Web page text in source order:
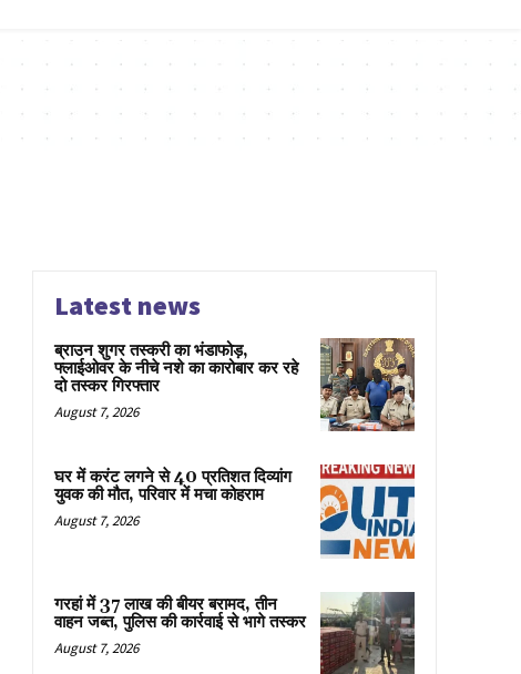
Latest news
ब्राउन शुगर तस्करी का भंडाफोड़,
फ्लाईओवर के नीचे नशे का कारोबार कर रहे
दो तस्कर गिरफ्तार
August 7, 2026
घर में करंट लगने से 40 प्रतिशत दिव्यांग
युवक की मौत, परिवार में मचा कोहराम
August 7, 2026
गरहां में 37 लाख की बीयर बरामद, तीन
वाहन जब्त, पुलिस की कार्रवाई से भागे तस्कर
August 7, 2026